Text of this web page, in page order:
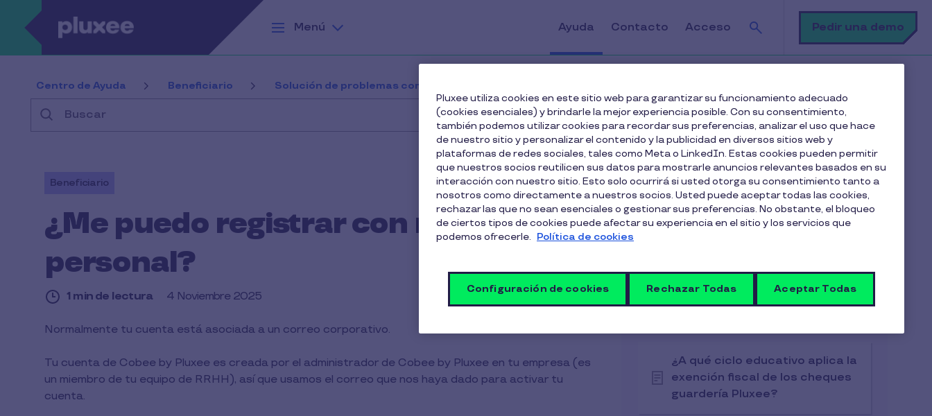
Pasar al contenido principal
Menú
Ayuda Contacto Acceso
Buscar
Pedir una demo
Centro de Ayuda Beneficiario Solución de problemas comunes
Beneficiario
¿Me puedo registrar con mi correo
personal?
1 min de lectura 4 Noviembre 2025
1
lectura
Normalmente tu cuenta está asociada a un correo corporativo.
Tu cuenta de Cobee by Pluxee es creada por el administrador de Cobee by Pluxee en tu empresa (es
un miembro de tu equipo de RRHH), así que usamos el correo que nos haya dado para activar tu
cuenta.
Artículos en esta categoría
Solución de problemas
¿Cómo y dónde puedo usar mi
tarjeta restaurante Pluxee?
¿A qué ciclo educativo aplica la
exención fiscal de los cheques
guardería Pluxee?
Pluxee utiliza cookies en este sitio web para garantizar su funcionamiento adecuado
(cookies esenciales) y brindarle la mejor experiencia posible. Con su consentimiento,
también podemos utilizar cookies para recordar sus preferencias, analizar el uso que hace
de nuestro sitio y personalizar el contenido y la publicidad en diversos sitios web y
plataformas de redes sociales, tales como Meta o LinkedIn. Estas cookies pueden permitir
que nuestros socios reutilicen sus datos para mostrarle anuncios relevantes basados en su
interacción con nuestro sitio. Esto solo ocurrirá si usted otorga su consentimiento tanto a
nosotros como directamente a nuestros socios. Usted puede aceptar todas las cookies,
rechazar las que no sean esenciales o gestionar sus preferencias. No obstante, el bloqueo
de ciertos tipos de cookies puede afectar su experiencia en el sitio y los servicios que
podemos ofrecerle. Política de cookies
Configuración de cookies Rechazar Todas Aceptar Todas